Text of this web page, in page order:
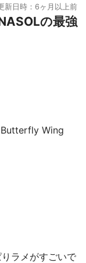
新日時：6ヶ月以上前
の最強
Butterfly Wing
ラメがすごいで